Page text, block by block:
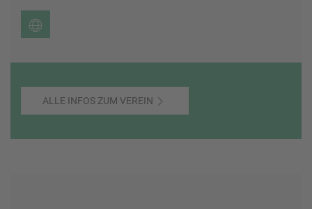
ALLE INFOS ZUM VEREIN